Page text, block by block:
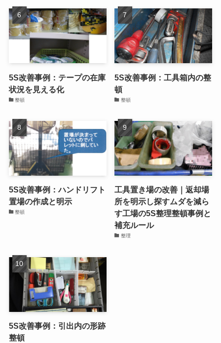
5S改善事例：テープの在庫
状況を見える化
整頓
5S改善事例：工具箱内の整
頓
整頓
5S改善事例：ハンドリフト
置場の作成と明示
整頓
工具置き場の改善｜返却場
所を明示し探すムダを減ら
す工場の5S整理整頓事例と
補充ルール
整理
5S改善事例：引出内の形跡
整頓